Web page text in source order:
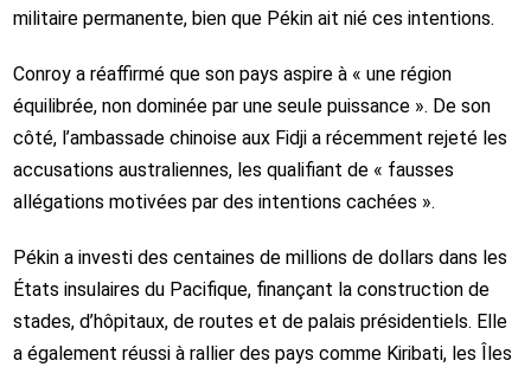
militaire permanente, bien que Pékin ait nié ces intentions.
Conroy a réaffirmé que son pays aspire à « une région
équilibrée, non dominée par une seule puissance ». De son
côté, l’ambassade chinoise aux Fidji a récemment rejeté les
accusations australiennes, les qualifiant de « fausses
allégations motivées par des intentions cachées ».
Pékin a investi des centaines de millions de dollars dans les
États insulaires du Pacifique, finançant la construction de
stades, d’hôpitaux, de routes et de palais présidentiels. Elle
a également réussi à rallier des pays comme Kiribati, les Îles